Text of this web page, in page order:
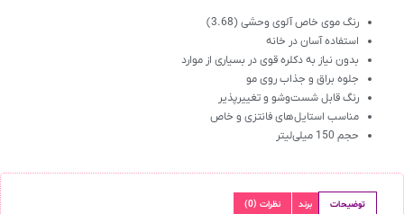
رنگ موی خاص آلوی وحشی (3.68)
استفاده آسان در خانه
بدون نیاز به دکلره قوی در بسیاری از موارد
جلوه براق و جذاب روی مو
رنگ قابل شست‌وشو و تغییرپذیر
مناسب استایل‌های فانتزی و خاص
حجم 150 میلی‌لیتر
توضیحات برند نظرات (0)